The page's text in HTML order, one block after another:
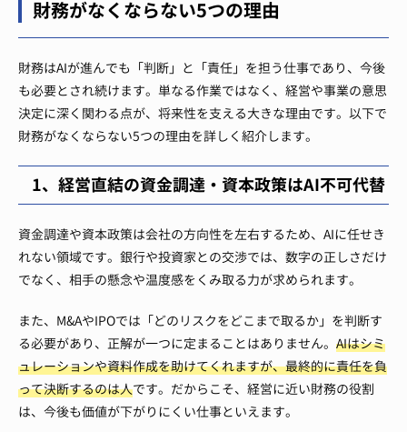
財務がなくならない5つの理由
​財務はAIが進んでも「判断」と「責任」を担う仕事であり、今後
も必要とされ続けます。単なる作業ではなく、経営や事業の意思
決定に深く関わる点が、将来性を支える大きな理由です。以下で
財務がなくならない5つの理由を詳しく紹介します。
1、経営直結の資金調達・資本政策はAI不可代替
​資金調達や資本政策は会社の方向性を左右するため、AIに任せき
れない領域です。銀行や投資家との交渉では、数字の正しさだけ
でなく、相手の懸念や温度感をくみ取る力が求められます。
また、M&AやIPOでは「どのリスクをどこまで取るか」を判断す
る必要があり、正解が一つに定まることはありません。 AIはシミ
ュレーションや資料作成を助けてくれますが、最終的に責任を負
って決断するのは人です。だからこそ、経営に近い財務の役割
は、今後も価値が下がりにくい仕事といえます。